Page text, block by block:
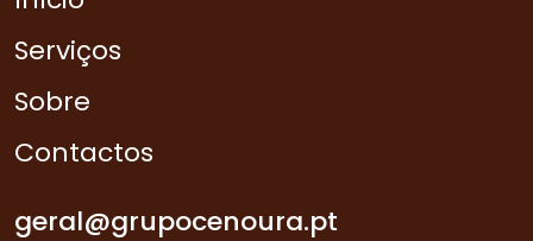
Serviços
Sobre
Contactos
geral@grupocenoura.pt